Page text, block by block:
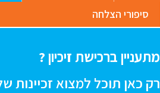
סיפורי הצלחה
מתעניין ברכישת זיכיון ?
רק כאן תוכל למצוא זכיינות